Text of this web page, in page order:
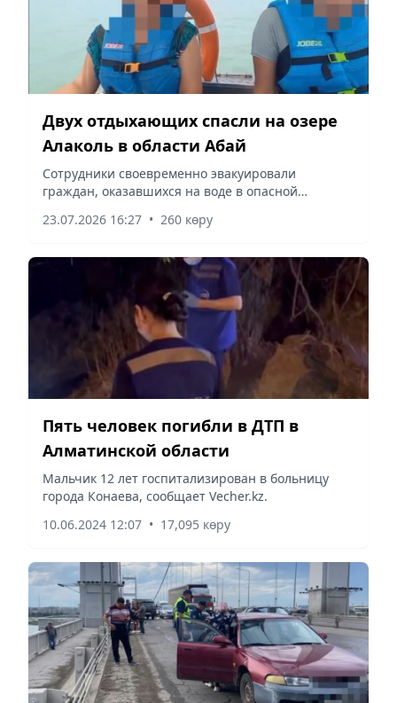
Двух отдыхающих спасли на озере
Алаколь в области Абай
Сотрудники своевременно эвакуировали
граждан, оказавшихся на воде в опасной
23.07.2026 16:27 • 260 көру
Пять человек погибли в ДТП в
Алматинской области
Мальчик 12 лет госпитализирован в больницу
города Конаева, сообщает Vecher.kz.
10.06.2024 12:07 • 17,095 көру